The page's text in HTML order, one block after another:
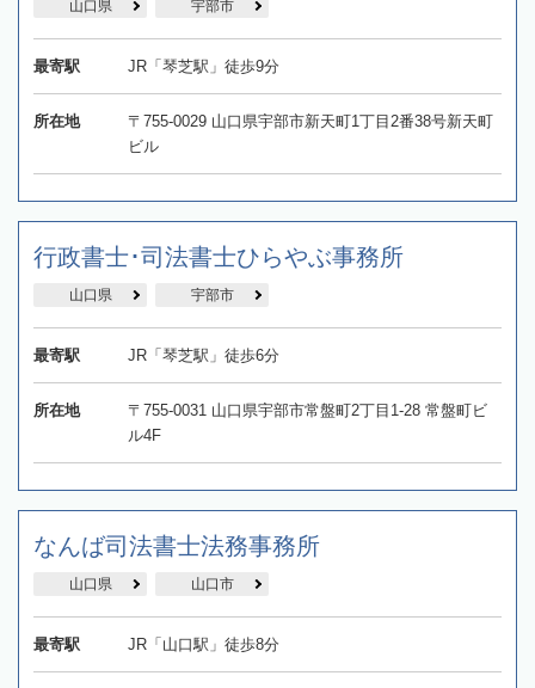
山口県 宇部市
最寄駅 JR「琴芝駅」徒歩9分
所在地
〒755-0029 山口県宇部市新天町1丁目2番38号新天町
ビル
行政書士･司法書士ひらやぶ事務所
山口県 宇部市
最寄駅 JR「琴芝駅」徒歩6分
所在地
〒755-0031 山口県宇部市常盤町2丁目1-28 常盤町ビ
ル4F
なんば司法書士法務事務所
山口県 山口市
最寄駅 JR「山口駅」徒歩8分